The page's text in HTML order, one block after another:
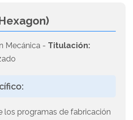
Mecánica - Titulación:
los programas de fabricación